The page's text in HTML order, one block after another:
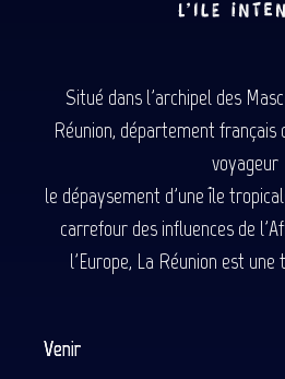
Situé dans l'archipel des
Réunion, département
voyageur
le dépaysement d'une île
carrefour des influences de
l'Europe, La Réunion est
Venir